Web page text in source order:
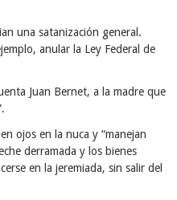
una satanización general.
anular la Ley Federal de
Juan Bernet, a la madre que
ojos en la nuca y “manejan
derramada y los bienes
en la jeremiada, sin salir del